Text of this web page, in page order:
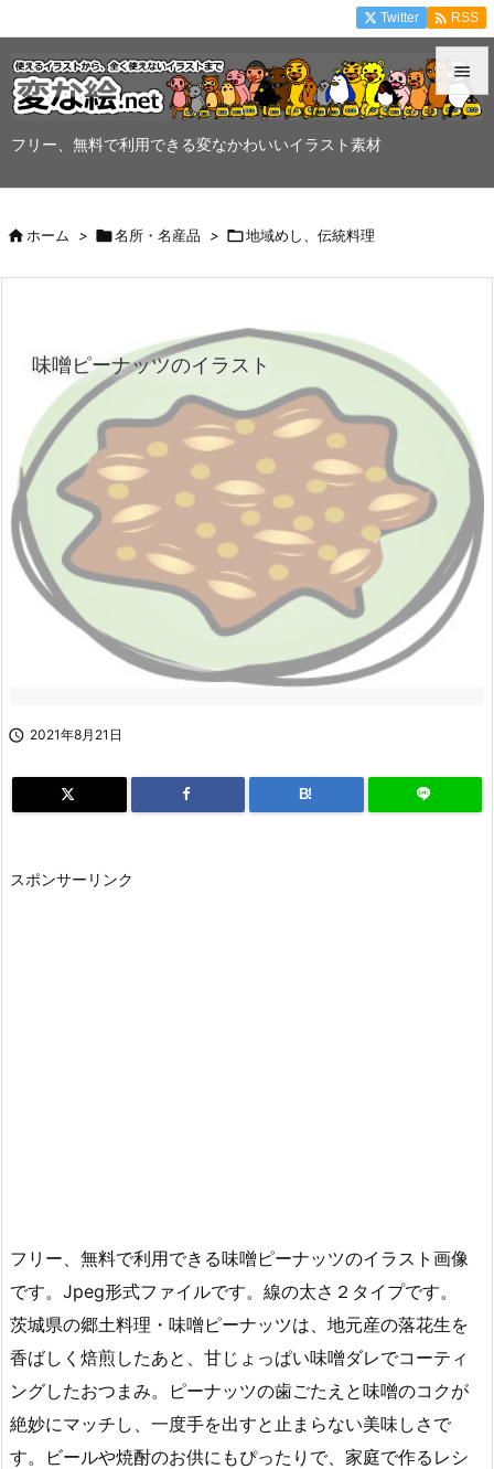
フリー、無料で利用できる変なかわいいイラスト素材


Twitter  RSS
ホーム > 名所・名産品 > 地域めし、伝統料理
味噌ピーナッツのイラスト
 2021年8月21日
B!
スポンサーリンク
フリー、無料で利用できる味噌ピーナッツのイラスト画像
です。Jpeg形式ファイルです。線の太さ２タイプです。
茨城県の郷土料理・味噌ピーナッツは、地元産の落花生を
香ばしく焙煎したあと、甘じょっぱい味噌ダレでコーティ
ングしたおつまみ。ピーナッツの歯ごたえと味噌のコクが
絶妙にマッチし、一度手を出すと止まらない美味しさで
す。ビールや焼酎のお供にもぴったりで、家庭で作るレシ